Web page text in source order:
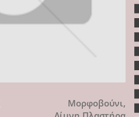
Μορφοβούνι,